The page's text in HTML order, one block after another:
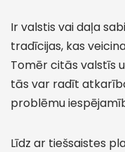
Ir valstis vai daļa
tradīcijas, kas
Tomēr citās valstīs
tās var radīt
problēmu
Līdz ar tiešsaistes